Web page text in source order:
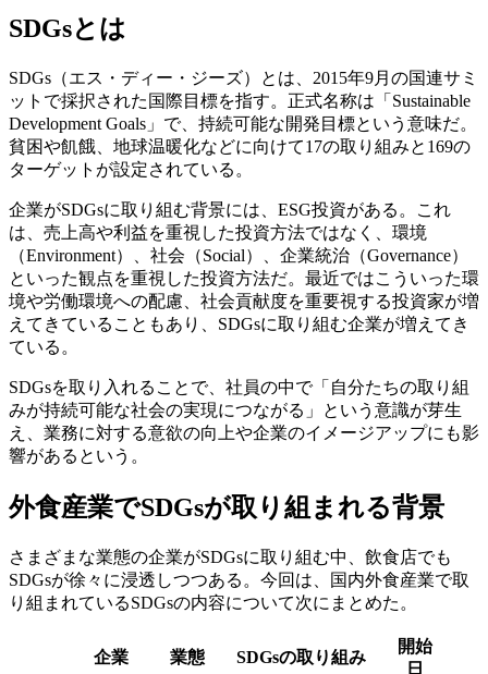
SDGsとは
SDGs（エス・ディー・ジーズ）とは、2015年9月の国連サミ
ットで採択された国際目標を指す。正式名称は「Sustainable
Development Goals」で、持続可能な開発目標という意味だ。
貧困や飢餓、地球温暖化などに向けて17の取り組みと169の
ターゲットが設定されている。
企業がSDGsに取り組む背景には、ESG投資がある。これ
は、売上高や利益を重視した投資方法ではなく、環境
（Environment）、社会（Social）、企業統治（Governance）
といった観点を重視した投資方法だ。最近ではこういった環
境や労働環境への配慮、社会貢献度を重要視する投資家が増
えてきていることもあり、SDGsに取り組む企業が増えてき
ている。
SDGsを取り入れることで、社員の中で「自分たちの取り組
みが持続可能な社会の実現につながる」という意識が芽生
え、業務に対する意欲の向上や企業のイメージアップにも影
響があるという。
外食産業でSDGsが取り組まれる背景
さまざまな業態の企業がSDGsに取り組む中、飲食店でも
SDGsが徐々に浸透しつつある。今回は、国内外食産業で取
り組まれているSDGsの内容について次にまとめた。
企業 業態 SDGsの取り組み
開始
日